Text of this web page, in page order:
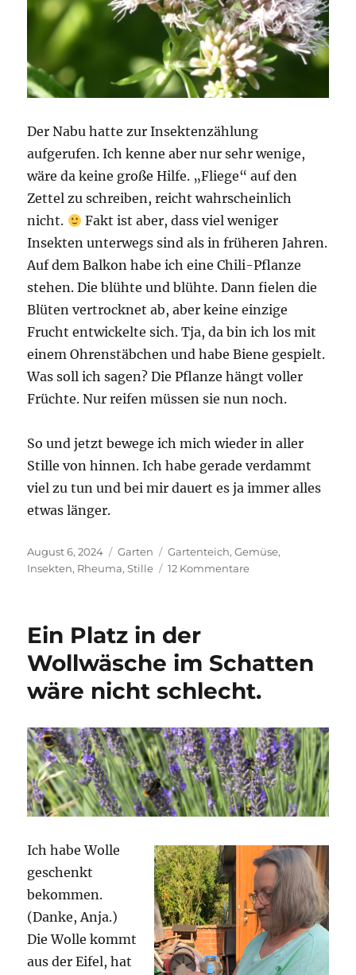
Der Nabu hatte zur Insektenzählung
aufgerufen. Ich kenne aber nur sehr wenige,
wäre da keine große Hilfe. „Fliege“ auf den
Zettel zu schreiben, reicht wahrscheinlich
nicht.
Fakt ist aber, dass viel weniger
Insekten unterwegs sind als in früheren Jahren.
Auf dem Balkon habe ich eine Chili-Pflanze
stehen. Die blühte und blühte. Dann fielen die
Blüten vertrocknet ab, aber keine einzige
Frucht entwickelte sich. Tja, da bin ich los mit
einem Ohrenstäbchen und habe Biene gespielt.
Was soll ich sagen? Die Pflanze hängt voller
Früchte. Nur reifen müssen sie nun noch.
So und jetzt bewege ich mich wieder in aller
Stille von hinnen. Ich habe gerade verdammt
viel zu tun und bei mir dauert es ja immer alles
etwas länger.
Veröffentlicht
am
August 6, 2024 Kategorien
Garten Schlagwörter
Gartenteich,Gemüse,
Insekten, Rheuma,Stille 12 Kommentarezu
Ein Platz in der
Wollwäsche im Schatten
wäre nicht schlecht.
Ich habe Wolle
geschenkt
bekommen.
(Danke, Anja.)
Die Wolle kommt
aus der Eifel, hat